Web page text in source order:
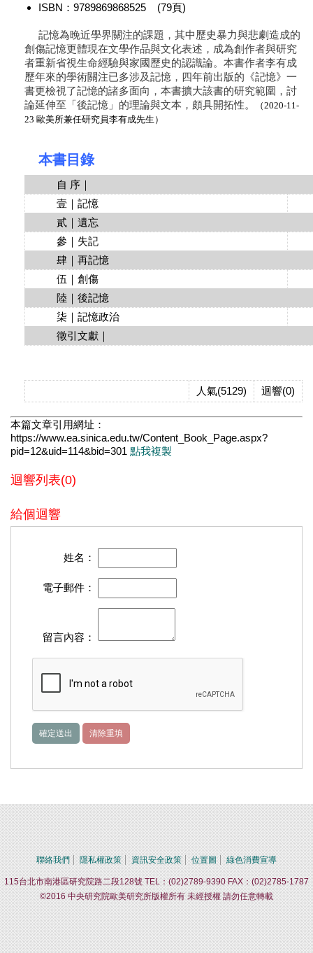
ISBN：9789869868525 (79頁)
記憶為晚近學界關注的課題，其中歷史暴力與悲劇造成的
創傷記憶更體現在文學作品與文化表述，成為創作者與研究
者重新省視生命經驗與家國歷史的認識論。本書作者李有成
歷年來的學術關注已多涉及記憶，四年前出版的《記憶》一
書更檢視了記憶的諸多面向，本書擴大該書的研究範圍，討
論延伸至「後記憶」的理論與文本，頗具開拓性。
（2020-11-
23 歐美所兼任研究員李有成先生）
本書目錄
自 序｜
壹｜記憶
貳｜遺忘
參｜失記
肆｜再記憶
伍｜創傷
陸｜後記憶
柒｜記憶政治
徵引文獻｜
迴響(0)
人氣(5129)
本篇文章引用網址：
https://www.ea.sinica.edu.tw/Content_Book_Page.aspx?
pid=12&uid=114&bid=301 點我複製
迴響列表(0)
給個迴響
姓名：
電子郵件：
留言內容：
聯絡我們 隱私權政策 資訊安全政策 位置圖 綠色消費宣導
115台北市南港區研究院路二段128號 TEL：(02)2789-9390 FAX：(02)2785-1787
©2016 中央研究院歐美研究所版權所有 未經授權 請勿任意轉載